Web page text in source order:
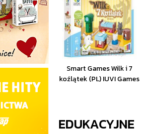
Smart Games Wilk i 7
koźlątek (PL) IUVI Games
EDUKACYJNE